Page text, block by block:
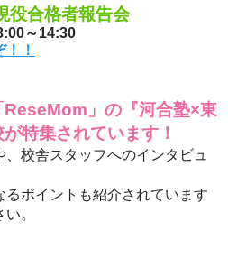
合格者報告会
～14:30
！
」の『河合塾×東
特集されています！
校舎スタッフへのインタビュ
ポイントも紹介されています
。